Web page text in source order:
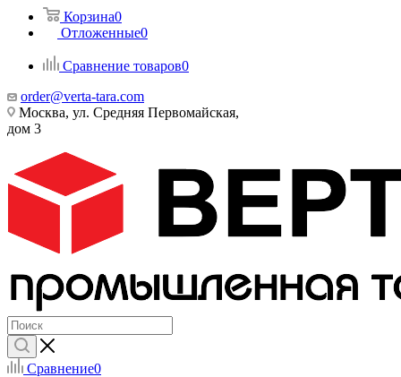
Корзина0
Отложенные0
Сравнение товаров0
order@verta-tara.com
Москва, ул. Средняя Первомайская,
дом 3
Сравнение0